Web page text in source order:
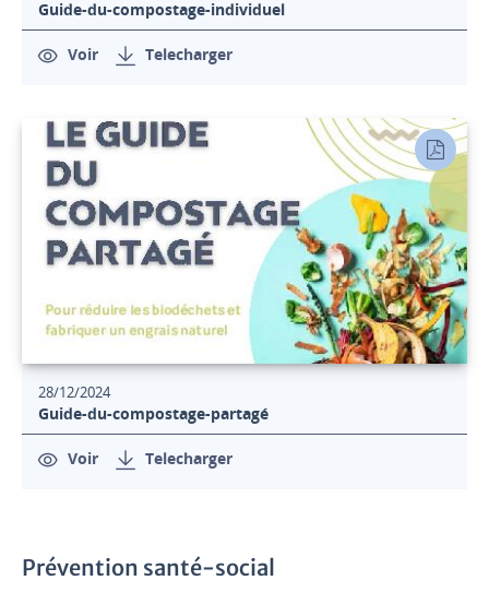
Guide-du-compostage-individuel
Voir Telecharger
28/12/2024
Guide-du-compostage-partagé
Voir Telecharger
Prévention santé-social